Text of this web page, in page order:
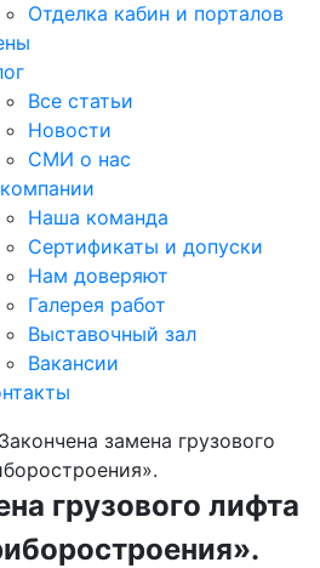
Отделка кабин и порталов
Все статьи
Новости
СМИ о нас
Наша команда
Сертификаты и допуски
Нам доверяют
Галерея работ
Выставочный зал
Вакансии
Закончена замена грузового
грузового лифта